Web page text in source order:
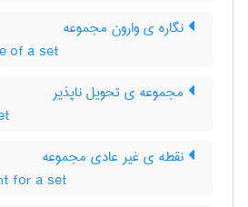
نگاره ی وارون مجموعه
of a set
مجموعه ی تحویل ناپذیر
نقطه ی غیر عادی مجموعه
for a set